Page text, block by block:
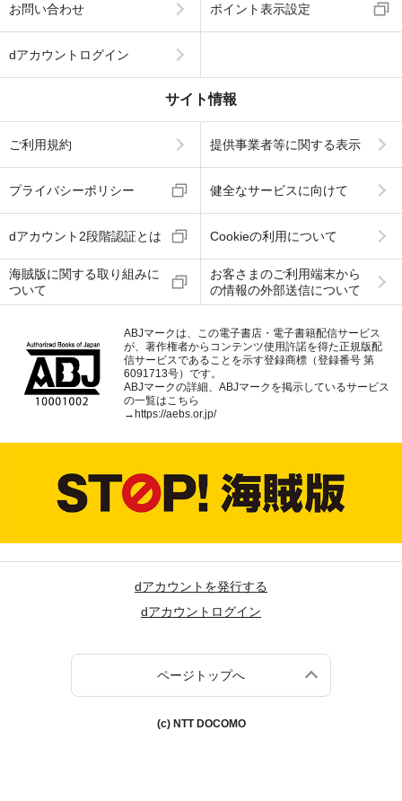
お問い合わせ ポイント表示設定
dアカウントログイン
サイト情報
ご利用規約 提供事業者等に関する表示
プライバシーポリシー 健全なサービスに向けて
dアカウント2段階認証とは Cookieの利用について
海賊版に関する取り組みに
ついて
お客さまのご利用端末から
の情報の外部送信について
ABJマークは、この電子書店・電子書籍配信サービス
が、著作権者からコンテンツ使用許諾を得た正規版配
信サービスであることを示す登録商標（登録番号 第
6091713号）です。
ABJマークの詳細、ABJマークを掲示しているサービス
の一覧はこちら
→https://aebs.or.jp/
dアカウントを発行する
dアカウントログイン
ページトップへ
(c) NTT DOCOMO